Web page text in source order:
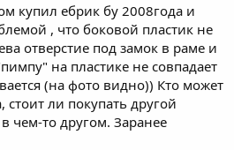
купил ебрик бу 2008года и
, что боковой пластик не
отверстие под замок в раме и
на пластике не совпадает
(на фото видно)) Кто может
стоит ли покупать другой
чем-то другом. Заранее